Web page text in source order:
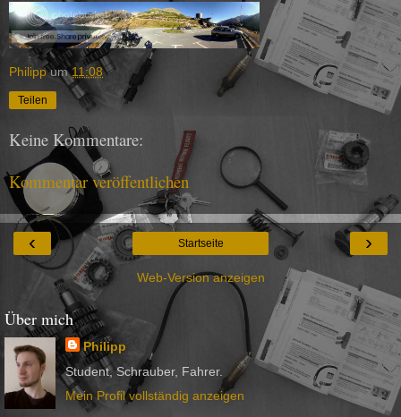
Philipp um11:08
Teilen
Keine Kommentare:
Kommentar veröffentlichen
‹ ›
Startseite
Web-Version anzeigen
Über mich
Philipp
Student, Schrauber, Fahrer.
Mein Profil vollständig anzeigen